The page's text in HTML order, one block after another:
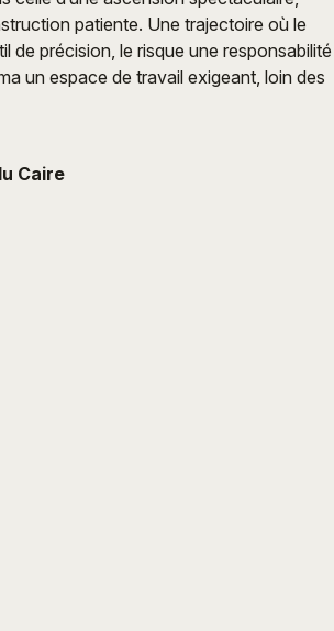
patiente. Une trajectoire où le
de précision, le risque une responsabilité
un espace de travail exigeant, loin des
Caire